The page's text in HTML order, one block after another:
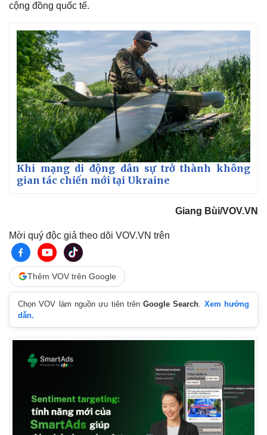
cộng đồng quốc tế.
Khi mạng di động dân sự trở thành không
gian tác chiến mới tại Ukraine
Giang Bùi/VOV.VN
Mời quý độc giả theo dõi VOV.VN trên
Thêm VOV trên Google
Chọn VOV làm nguồn ưu tiên trênGoogle Search
Xem hướng
dẫn.